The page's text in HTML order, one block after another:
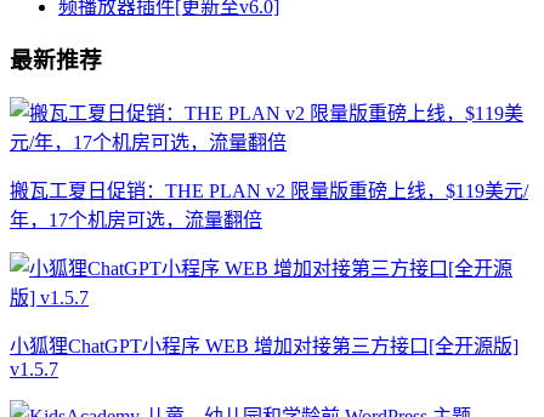
最新推荐
搬瓦工夏日促销：THE PLAN v2 限量版重磅上线，$119美元/
年，17个机房可选，流量翻倍
小狐狸ChatGPT小程序 WEB 增加对接第三方接口[全开源版]
v1.5.7